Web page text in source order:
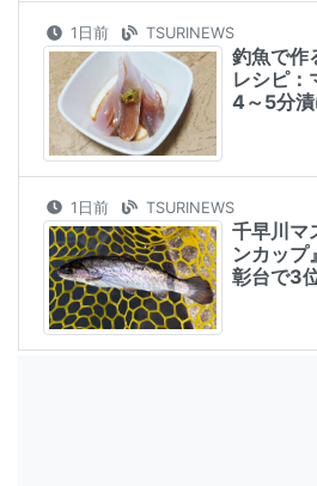
1日前 TSURINEWS
釣魚で作
レシピ
4～5分
1日前 TSURINEWS
千早川マ
ンカッ
彰台で3